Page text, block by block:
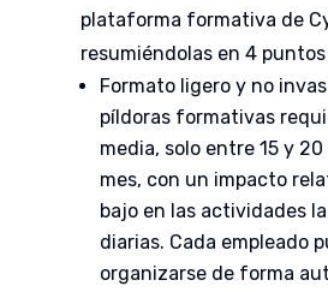
plataforma formativa de
resumiéndolas en 4
Formato ligero y no
píldoras formativas
media, solo entre 15 y 20
mes, con un impacto
bajo en las actividades
diarias. Cada empleado
organizarse de forma